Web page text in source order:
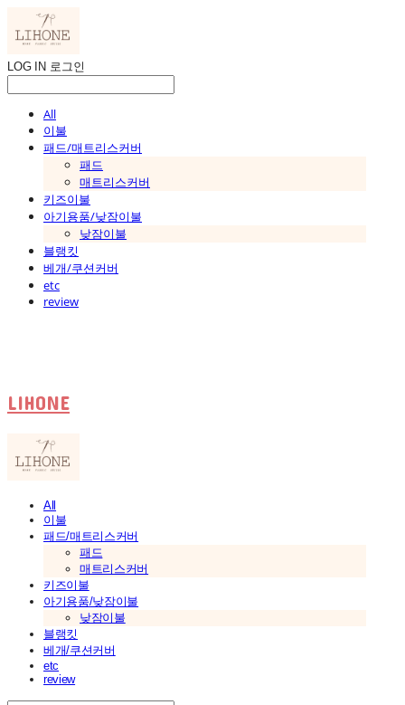
LOG IN 로그인
All
이불
패드/매트리스커버
패드
매트리스커버
키즈이불
아기용품/낮잠이불
낮잠이불
블랭킷
베개/쿠션커버
etc
review
LIHONE
All
이불
패드/매트리스커버
패드
매트리스커버
키즈이불
아기용품/낮잠이불
낮잠이불
블랭킷
베개/쿠션커버
etc
review